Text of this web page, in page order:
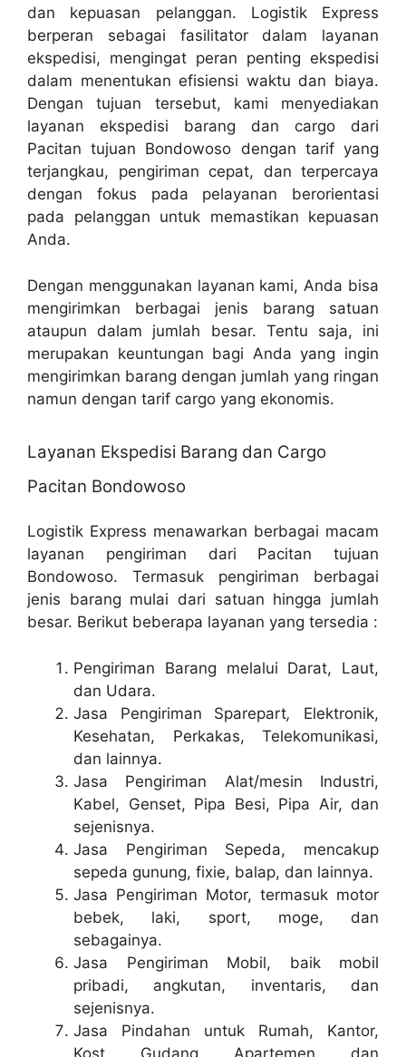
dan kepuasan pelanggan. Logistik Express
berperan sebagai fasilitator dalam layanan
ekspedisi, mengingat peran penting ekspedisi
dalam menentukan efisiensi waktu dan biaya.
Dengan tujuan tersebut, kami menyediakan
layanan ekspedisi barang dan cargo dari
Pacitan tujuan Bondowoso dengan tarif yang
terjangkau, pengiriman cepat, dan terpercaya
dengan fokus pada pelayanan berorientasi
pada pelanggan untuk memastikan kepuasan
Anda.
Dengan menggunakan layanan kami, Anda bisa
mengirimkan berbagai jenis barang satuan
ataupun dalam jumlah besar. Tentu saja, ini
merupakan keuntungan bagi Anda yang ingin
mengirimkan barang dengan jumlah yang ringan
namun dengan tarif cargo yang ekonomis.
Layanan Ekspedisi Barang dan Cargo
Pacitan Bondowoso
Logistik Express menawarkan berbagai macam
layanan pengiriman dari Pacitan tujuan
Bondowoso. Termasuk pengiriman berbagai
jenis barang mulai dari satuan hingga jumlah
besar. Berikut beberapa layanan yang tersedia :
Pengiriman Barang melalui Darat, Laut,
dan Udara.
Jasa Pengiriman Sparepart,
Elektronik,
Kesehatan, Perkakas, Telekomunikasi,
dan lainnya.
Jasa Pengiriman Alat/mesin Industri,
Kabel, Genset, Pipa Besi, Pipa Air, dan
sejenisnya.
Jasa Pengiriman Sepeda, mencakup
sepeda gunung, fixie, balap, dan lainnya.
Jasa Pengiriman Motor, termasuk motor
bebek, laki, sport, moge, dan
sebagainya.
Jasa Pengiriman Mobil, baik mobil
pribadi, angkutan, inventaris, dan
sejenisnya.
Jasa Pindahan untuk Rumah, Kantor,
Kost, Gudang, Apartemen, dan